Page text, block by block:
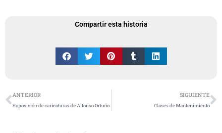
Compartir esta historia
Ant
ANTERIOR
Exposición de caricaturas de Alfonso Ortuño
SIGUIENTE
Clases de Mantenimiento